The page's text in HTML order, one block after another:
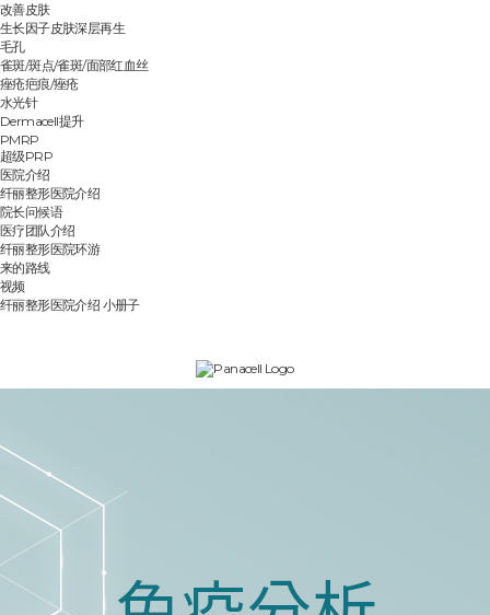
改善皮肤
生长因子皮肤深层再生
毛孔
雀斑/斑点/雀斑/面部红血丝
痤疮疤痕/痤疮
水光针
Dermacell提升
PMRP
超级PRP
医院介绍
纤丽整形医院介绍
院长问候语
医疗团队介绍
纤丽整形医院环游
来的路线
视频
纤丽整形医院介绍 小册子